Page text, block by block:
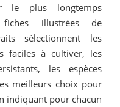
le plus longtemps
illustrées de
sélectionnent les
faciles à cultiver, les
les espèces
meilleurs choix pour
indiquant pour chacun